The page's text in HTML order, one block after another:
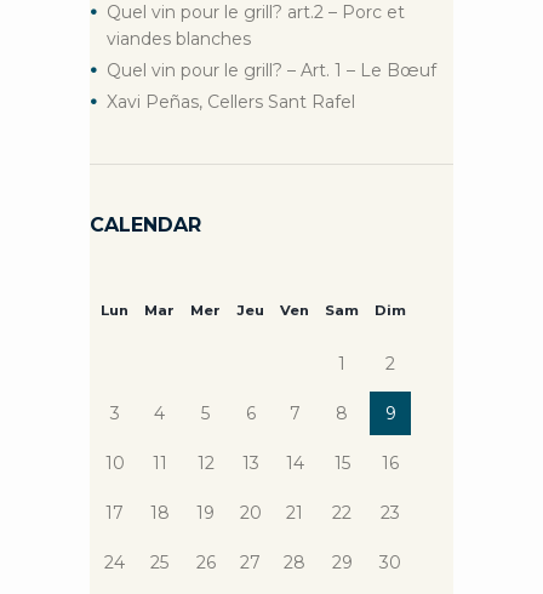
Quel vin pour le grill? art.2 – Porc et
viandes blanches
Quel vin pour le grill? – Art. 1 – Le Bœuf
Xavi Peñas, Cellers Sant Rafel
CALENDAR
Lun Mar Mer Jeu Ven Sam Dim
1 2
3 4 5 6 7 8 9
10 11 12 13 14 15 16
17 18 19 20 21 22 23
24 25 26 27 28 29 30